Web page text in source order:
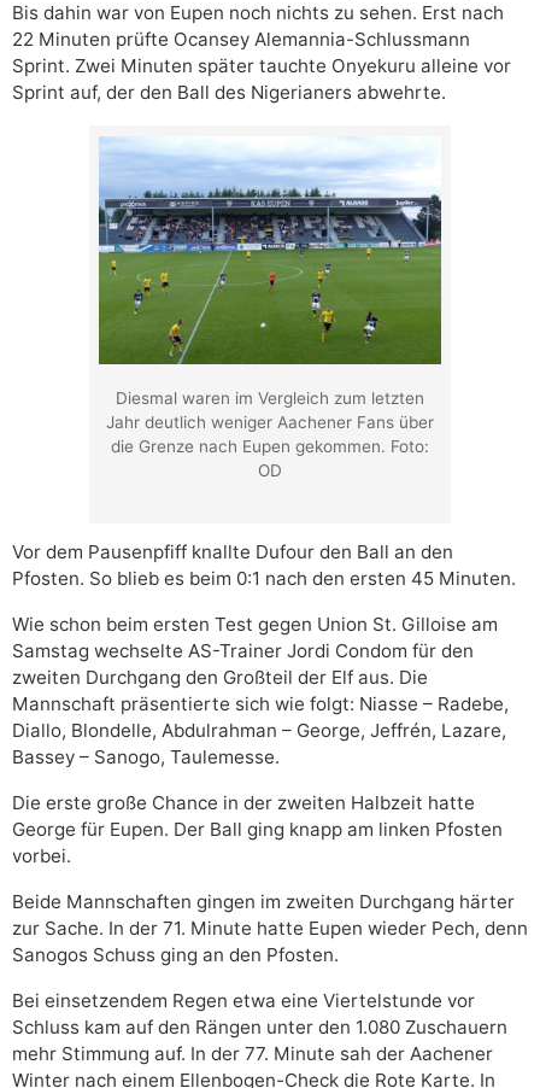
Bis dahin war von Eupen noch nichts zu sehen. Erst nach
22 Minuten prüfte Ocansey Alemannia-Schlussmann
Sprint. Zwei Minuten später tauchte Onyekuru alleine vor
Sprint auf, der den Ball des Nigerianers abwehrte.
Diesmal waren im Vergleich zum letzten
Jahr deutlich weniger Aachener Fans über
die Grenze nach Eupen gekommen. Foto:
OD
Vor dem Pausenpfiff knallte Dufour den Ball an den
Pfosten. So blieb es beim 0:1 nach den ersten 45 Minuten.
Wie schon beim ersten Test gegen Union St. Gilloise am
Samstag wechselte AS-Trainer Jordi Condom für den
zweiten Durchgang den Großteil der Elf aus. Die
Mannschaft präsentierte sich wie folgt: Niasse – Radebe,
Diallo, Blondelle, Abdulrahman – George, Jeffrén, Lazare,
Bassey – Sanogo, Taulemesse.
Die erste große Chance in der zweiten Halbzeit hatte
George für Eupen. Der Ball ging knapp am linken Pfosten
vorbei.
Beide Mannschaften gingen im zweiten Durchgang härter
zur Sache. In der 71. Minute hatte Eupen wieder Pech, denn
Sanogos Schuss ging an den Pfosten.
Bei einsetzendem Regen etwa eine Viertelstunde vor
Schluss kam auf den Rängen unter den 1.080 Zuschauern
mehr Stimmung auf. In der 77. Minute sah der Aachener
Winter nach einem Ellenbogen-Check die Rote Karte. In